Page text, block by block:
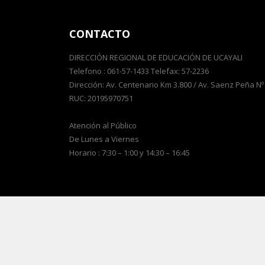
CONTACTO
DIRECCIÓN REGIONAL DE EDUCACIÓN DE UCAYALI
Telefono : 061-57-1433 Telefax: 57-2236
Dirección: Av. Centenario Km 3.800 / Av. Saenz Peña
RUC: 20195970751
Atención al Público
De Lunes a Viernes
Horario : 7:30 – 1:00 y 14:30 – 16:45